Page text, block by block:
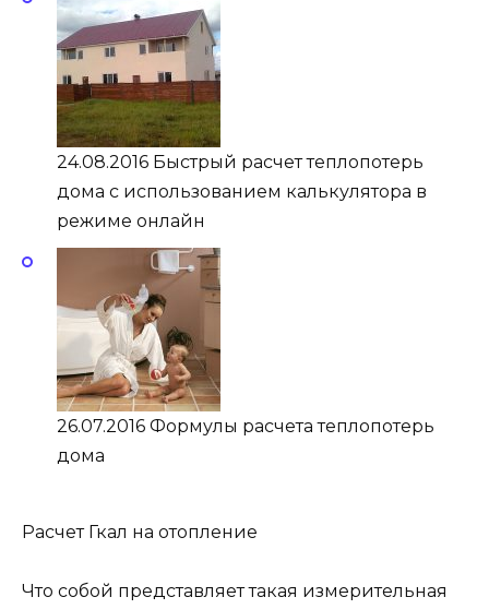
24.08.2016 Быстрый расчет теплопотерь
дома с использованием калькулятора в
режиме онлайн
26.07.2016 Формулы расчета теплопотерь
дома
Расчет Гкал на отопление
Что собой представляет такая измерительная